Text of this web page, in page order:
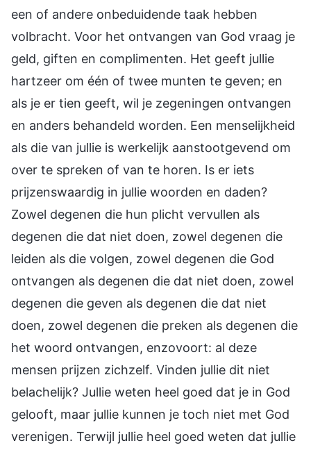
een of andere onbeduidende taak hebben
volbracht. Voor het ontvangen van God vraag je
geld, giften en complimenten. Het geeft jullie
hartzeer om één of twee munten te geven; en
als je er tien geeft, wil je zegeningen ontvangen
en anders behandeld worden. Een menselijkheid
als die van jullie is werkelijk aanstootgevend om
over te spreken of van te horen. Is er iets
prijzenswaardig in jullie woorden en daden?
Zowel degenen die hun plicht vervullen als
degenen die dat niet doen, zowel degenen die
leiden als die volgen, zowel degenen die God
ontvangen als degenen die dat niet doen, zowel
degenen die geven als degenen die dat niet
doen, zowel degenen die preken als degenen die
het woord ontvangen, enzovoort: al deze
mensen prijzen zichzelf. Vinden jullie dit niet
belachelijk? Jullie weten heel goed dat je in God
gelooft, maar jullie kunnen je toch niet met God
verenigen. Terwijl jullie heel goed weten dat jullie